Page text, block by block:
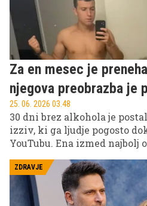
Za en mesec je
njegova preobrazba je
25. 06. 2026 03.48
30 dni brez alkohola je
izziv, ki ga ljudje pogosto
YouTubu. Ena izmed najbolj
enomesečni eksperiment
pokazal, kako se lahko
zelo kratkem času.
ZDRAVJE